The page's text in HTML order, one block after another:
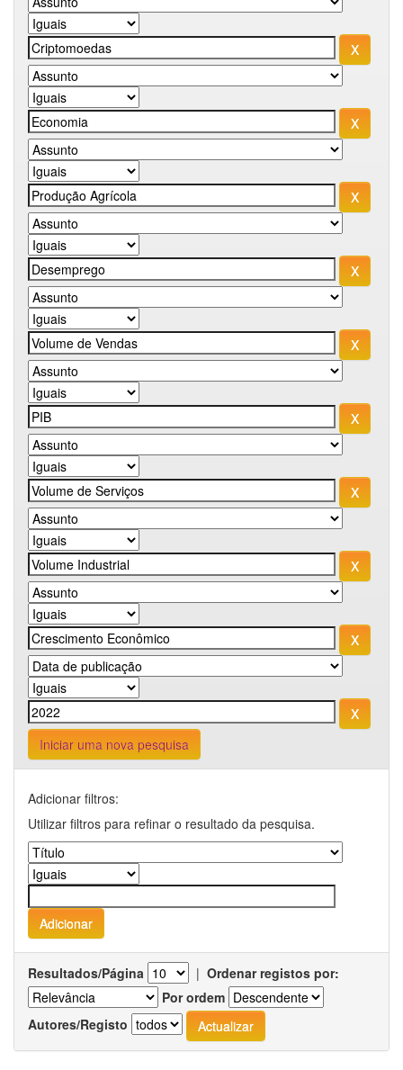
Iniciar uma nova pesquisa
Adicionar filtros:
Utilizar filtros para refinar o resultado da pesquisa.
Resultados/Página | Ordenar registos por:
Por ordem
Autores/Registo